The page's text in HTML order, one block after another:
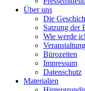
Über uns
Die
Satzung der
Wie werde
Bürozeiten
Impressum
Datenschutz
Materialien